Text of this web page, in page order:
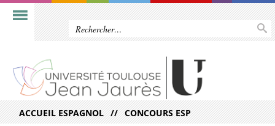
ACCUEIL ESPAGNOL CONCOURS ESP